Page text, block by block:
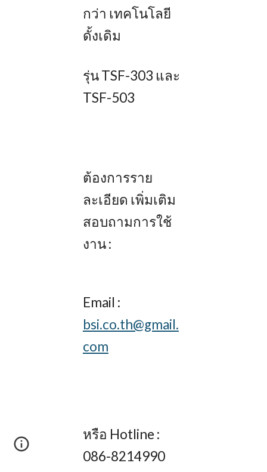
กว่า เทคโนโลยี
ดั้งเดิม
รุ่น TSF-303 และ
TSF-503
ต้องการราย
ละเอียด เพิ่มเติม
สอบถามการใช้
งาน :
Email :
bsi.co.th@gmail.
com
หรือ Hotline :
086-8214990